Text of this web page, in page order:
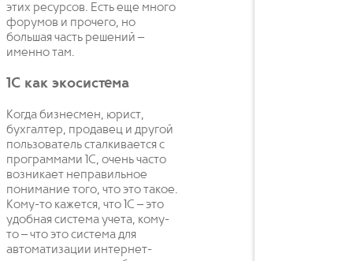
этих ресурсов. Есть еще много
форумов и прочего, но
большая часть решений –
именно там.
1С как экосистема
Когда бизнесмен, юрист,
бухгалтер, продавец и другой
пользователь сталкивается с
программами 1С, очень часто
возникает неправильное
понимание того, что это такое.
Кому-то кажется, что 1С – это
удобная система учета, кому-
то – что это система для
автоматизации интернет-